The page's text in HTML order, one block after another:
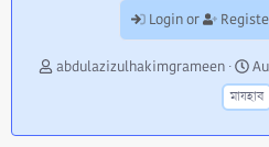
Login or
A
abdulazizulhakimgrameen
C
r
e
মাযহাব